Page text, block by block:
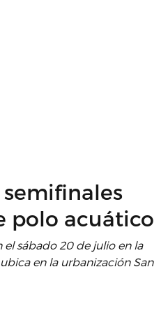
polo acuático
el sábado 20 de julio en la
en la urbanización San